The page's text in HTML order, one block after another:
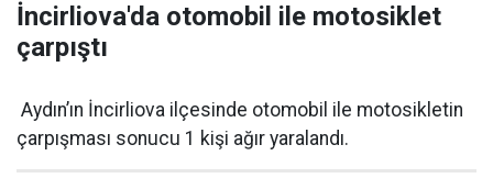
İncirliova'da otomobil ile motosiklet
çarpıştı
Aydın’ın İncirliova ilçesinde otomobil ile motosikletin
çarpışması sonucu 1 kişi ağır yaralandı.